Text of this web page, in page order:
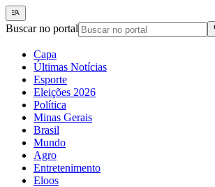
Buscar no portal
Capa
Últimas Notícias
Esporte
Eleições 2026
Política
Minas Gerais
Brasil
Mundo
Agro
Entretenimento
Eloos